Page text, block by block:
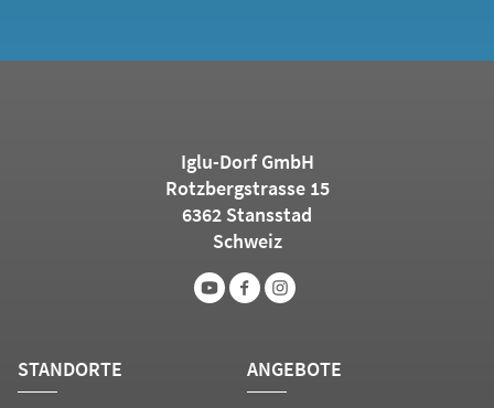
Iglu-Dorf GmbH
Rotzbergstrasse 15
6362 Stansstad
Schweiz
STANDORTE ANGEBOTE